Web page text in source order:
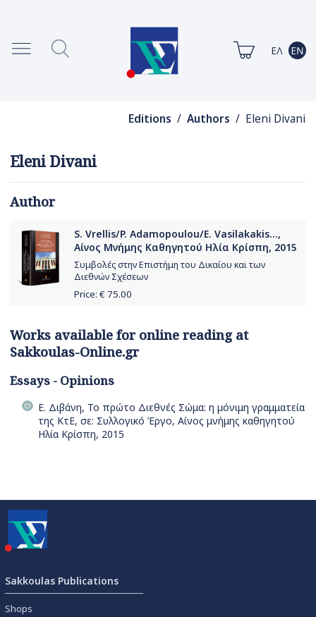
Editions / Authors / Eleni Divani
Eleni Divani
Author
S. Vrellis/P. Adamopoulou/E. Vasilakakis...,
Αίνος Μνήμης Καθηγητού Ηλία Κρίσπη, 2015
Συμβολές στην Επιστήμη του Δικαίου και των
Διεθνών Σχέσεων
Price: € 75.00
Works available for online reading at
Sakkoulas-Online.gr
Essays - Opinions
Ε. Διβάνη, Το πρώτο Διεθνές Σώμα: η μόνιμη γραμματεία
της ΚτΕ, σε: Συλλογικό Έργο, Αίνος μνήμης καθηγητού
Ηλία Κρίσπη, 2015
Sakkoulas Publications
Shops